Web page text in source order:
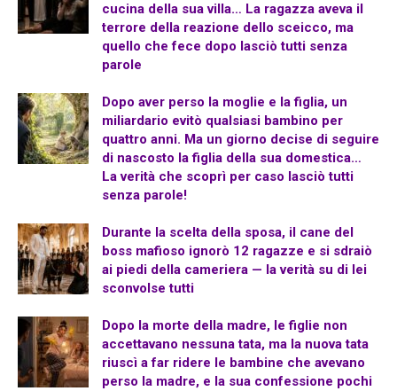
cucina della sua villa… La ragazza aveva il
terrore della reazione dello sceicco, ma
quello che fece dopo lasciò tutti senza
parole
Dopo aver perso la moglie e la figlia, un
miliardario evitò qualsiasi bambino per
quattro anni. Ma un giorno decise di seguire
di nascosto la figlia della sua domestica…
La verità che scoprì per caso lasciò tutti
senza parole!
Durante la scelta della sposa, il cane del
boss mafioso ignorò 12 ragazze e si sdraiò
ai piedi della cameriera — la verità su di lei
sconvolse tutti
Dopo la morte della madre, le figlie non
accettavano nessuna tata, ma la nuova tata
riuscì a far ridere le bambine che avevano
perso la madre, e la sua confessione pochi